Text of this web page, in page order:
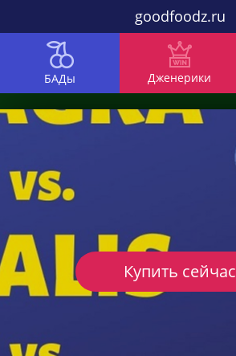
goodfoodz.ru
БАДы Дженерики
Купить сейчас